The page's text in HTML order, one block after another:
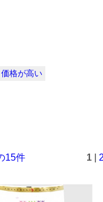
価格が高い
15件 1